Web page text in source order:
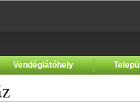
Vendéglátóhely